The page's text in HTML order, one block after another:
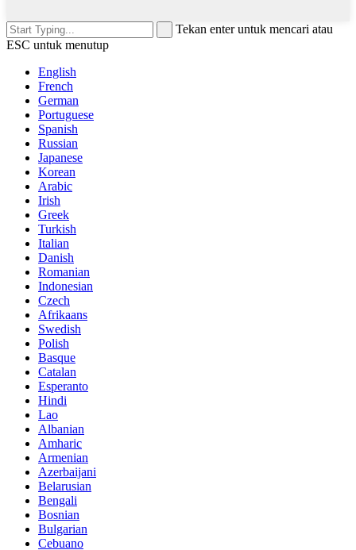
Tekan enter untuk mencari atau
ESC untuk menutup
English
French
German
Portuguese
Spanish
Russian
Japanese
Korean
Arabic
Irish
Greek
Turkish
Italian
Danish
Romanian
Indonesian
Czech
Afrikaans
Swedish
Polish
Basque
Catalan
Esperanto
Hindi
Lao
Albanian
Amharic
Armenian
Azerbaijani
Belarusian
Bengali
Bosnian
Bulgarian
Cebuano